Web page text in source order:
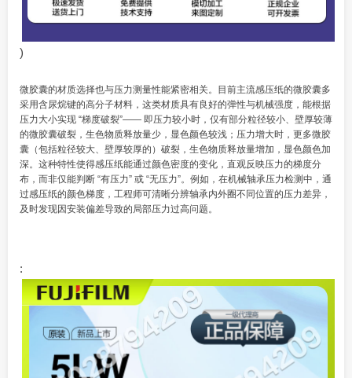
)
微胶囊的材质选择也与压力测量性能紧密相关。目前主流感压纸的微胶囊多
采用含尿烷键的高分子材料，这类材质具有良好的弹性与机械强度，能根据
压力大小实现 “梯度破裂”—— 即压力较小时，仅有部分粒径较小、壁厚较薄
的微胶囊破裂，生色物质释放量少，显色颜色较浅；压力增大时，更多微胶
囊（包括粒径较大、壁厚较厚的）破裂，生色物质释放量增加，显色颜色加
深。这种特性使得感压纸能通过颜色密度的变化，直观反映压力的梯度分
布，而非仅能判断 “有压力” 或 “无压力”。例如，在机械轴承压力检测中，通
过感压纸的颜色梯度，工程师可清晰分辨轴承内外圈不同位置的压力差异，
及时发现因安装偏差导致的局部压力过高问题。
: